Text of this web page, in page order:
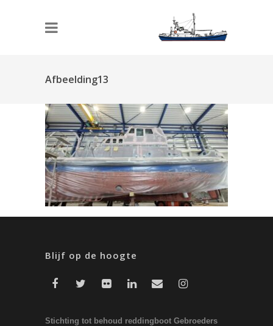
Afbeelding13
Blijf op de hoogte
Stichting tot behoud reddingboot Gebroeders